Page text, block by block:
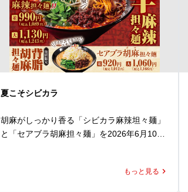
ソースで下味をつけた小松菜とキャベツ、さ
らにコクと食べ応えを加える豚バラチャーシ
ューを。
ポイントは、抜群なカスタマイズ性！
なんと！パルメザンチーズはかけ放題！
ください。おかわりもOKです！
控えめからMAXまで、お好みの刺激をお選び
ください。
に、この商品限定の専用追い飯を入れて、お
夏こそシビカラ
胡麻がしっかり香る「シビカラ麻辣坦々麺」
と「セアブラ胡麻担々麺」を2026年6月10日
練り胡麻をたっぷり使用した濃厚な担々スー
もっと見る